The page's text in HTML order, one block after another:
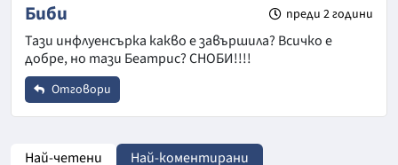
Биби
преди 2 години
Тази инфлуенсърка какво е завършила? Всичко е
добре, но тази Беатрис? СНОБИ!!!!
Отговори
Най-четени Най-коментирани